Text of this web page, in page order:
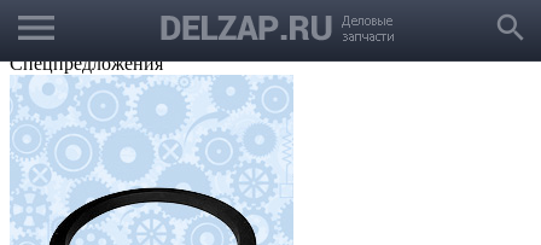
menu search
Выбрать город
Корзина
Заказать звонок
Спецпредложения